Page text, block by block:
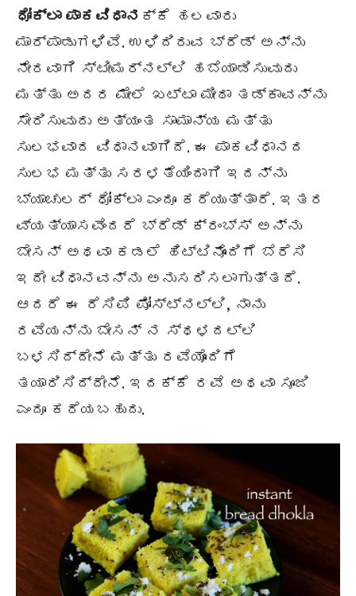
ಧೋಕ್ಲಾ ಪಾಕವಿಧಾನ ಕ್ಕೆ ಹಲವಾರು
ಮಾರ್ಪಾಡುಗಳಿವೆ. ಉಳಿದಿರುವ ಬ್ರೆಡ್ ಅನ್ನು
ನೇರವಾಗಿ ಸ್ಟೀಮರ್‌ನಲ್ಲಿ ಹಬೆಯಾಡಿಸುವುದು
ಮತ್ತು ಅದರ ಮೇಲೆ ಖಟ್ಟಾ ಮೀಠಾ ತಡ್ಕಾವನ್ನು
ಸೇರಿಸುವುದು ಅತ್ಯಂತ ಸಾಮಾನ್ಯ ಮತ್ತು
ಸುಲಭವಾದ ವಿಧಾನವಾಗಿದೆ. ಈ ಪಾಕವಿಧಾನದ
ಸುಲಭ ಮತ್ತು ಸರಳತೆಯಿಂದಾಗಿ ಇದನ್ನು
ಬ್ಯಾಚುಲರ್ ಧೋಕ್ಲಾ ಎಂದೂ ಕರೆಯುತ್ತಾರೆ. ಇತರ
ವ್ಯತ್ಯಾಸವೆಂದರೆ ಬ್ರೆಡ್ ಕ್ರಂಬ್ಸ್ ಅನ್ನು
ಬೇಸನ್ ಅಥವಾ ಕಡಲೆ ಹಿಟ್ಟಿನೊಂದಿಗೆ ಬೆರೆಸಿ
ಇದೇ ವಿಧಾನವನ್ನು ಅನುಸರಿಸಲಾಗುತ್ತದೆ.
ಆದರೆ ಈ ರೆಸಿಪಿ ಪೋಸ್ಟ್‌ನಲ್ಲಿ, ನಾನು
ರವೆಯನ್ನು ಬೇಸನ್ ನ ಸ್ಥಳದಲ್ಲಿ
ಬಳಸಿದ್ದೇನೆ ಮತ್ತು ರವೆಯೊಂದಿಗೆ
ತಯಾರಿಸಿದ್ದೇನೆ. ಇದಕ್ಕೆ ರವೆ ಅಥವಾ ಸೂಜಿ
ಎಂದೂ ಕರೆಯಬಹುದು.